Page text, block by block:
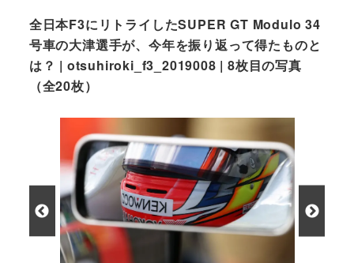
全日本F3にリトライしたSUPER GT Modulo 34
号車の大津選手が、今年を振り返って得たものと
は？ | otsuhiroki_f3_2019008 | 8枚目の写真
（全20枚）